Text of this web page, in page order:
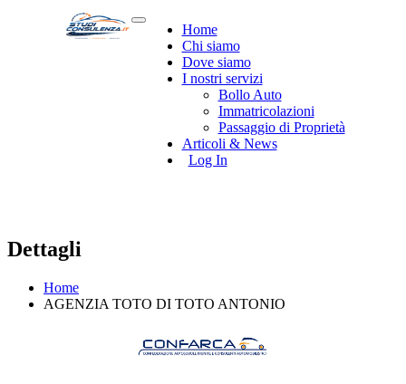
Home
Chi siamo
Dove siamo
I nostri servizi
Bollo Auto
Immatricolazioni
Passaggio di Proprietà
Articoli & News
Log In
Dettagli
Home
AGENZIA TOTO DI TOTO ANTONIO